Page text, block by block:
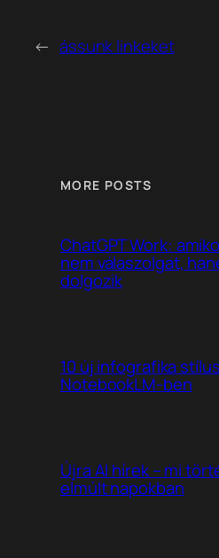
← ássunk linkeket
MORE POSTS
ChatGPT Work:
nem válaszolgat,
dolgozik
10 új infografika
NotebookLM-ben
Újra AI hírek – mi
elmúlt napokban